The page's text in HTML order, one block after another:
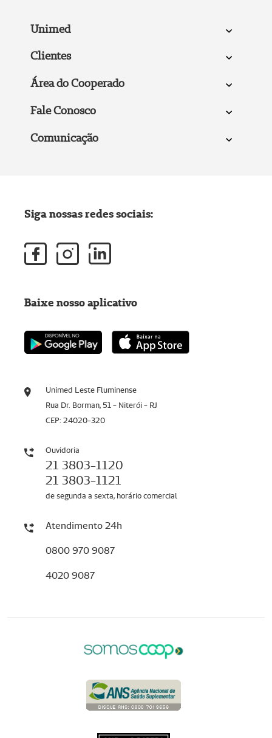
Unimed
Clientes
Área do Cooperado
Fale Conosco
Comunicação
Unimed Leste Fluminense
Rua Dr. Borman, 51 - Niterói - RJ
CEP: 24020-320
Ouvidoria
21 3803-1120
21 3803-1121
de segunda a sexta, horário comercial
Atendimento 24h
0800 970 9087
4020 9087
Siga nossas redes sociais:
Baixe nosso aplicativo